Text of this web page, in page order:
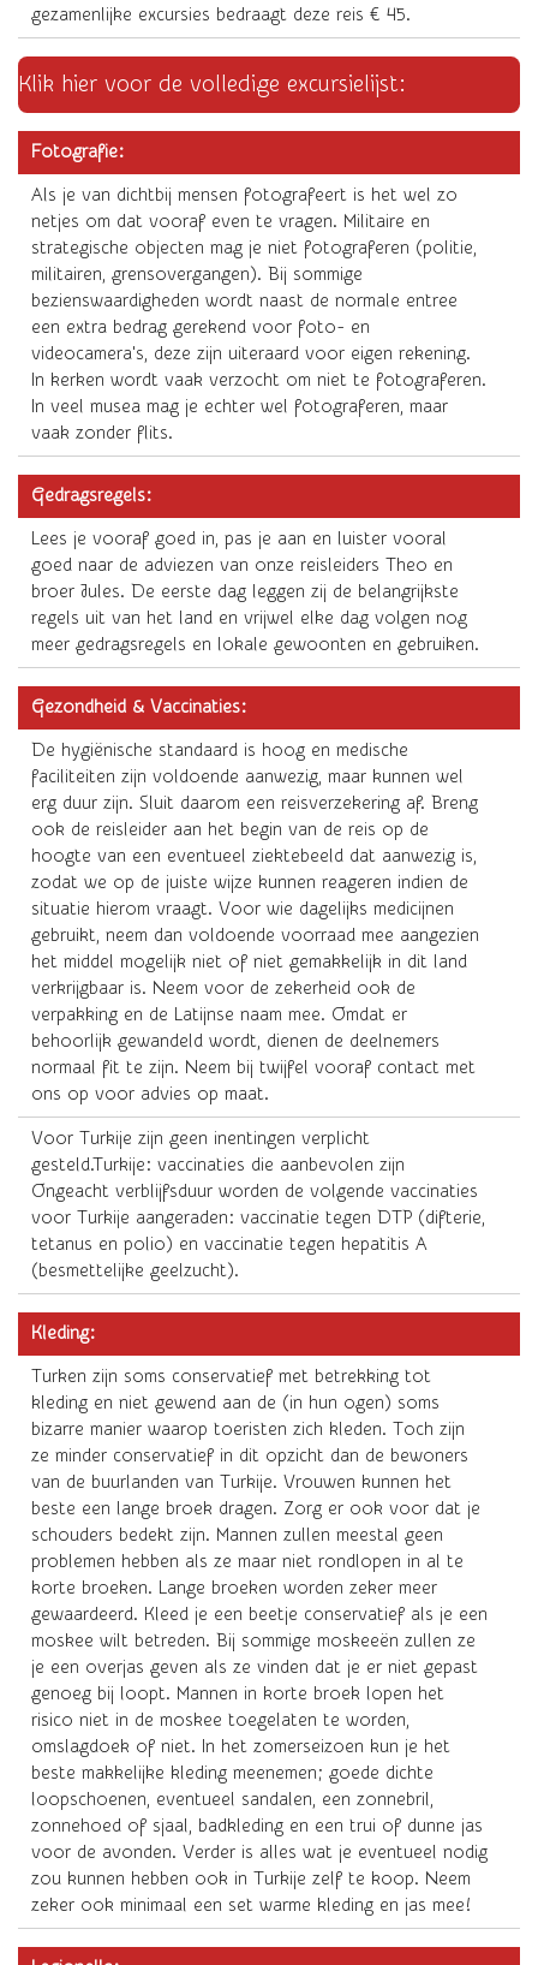
gezamenlijke excursies bedraagt deze reis € 45.
Klik hier voor de volledige excursielijst:
Fotografie:
Als je van dichtbij mensen fotografeert is het wel zo
netjes om dat vooraf even te vragen. Militaire en
strategische objecten mag je niet fotograferen (politie,
militairen, grensovergangen). Bij sommige
bezienswaardigheden wordt naast de normale entree
een extra bedrag gerekend voor foto- en
videocamera's, deze zijn uiteraard voor eigen rekening.
In kerken wordt vaak verzocht om niet te fotograferen.
In veel musea mag je echter wel fotograferen, maar
vaak zonder flits.
Gedragsregels:
Lees je vooraf goed in, pas je aan en luister vooral
goed naar de adviezen van onze reisleiders Theo en
broer Jules. De eerste dag leggen zij de belangrijkste
regels uit van het land en vrijwel elke dag volgen nog
meer gedragsregels en lokale gewoonten en gebruiken.
Gezondheid & Vaccinaties:
De hygiënische standaard is hoog en medische
faciliteiten zijn voldoende aanwezig, maar kunnen wel
erg duur zijn. Sluit daarom een reisverzekering af. Breng
ook de reisleider aan het begin van de reis op de
hoogte van een eventueel ziektebeeld dat aanwezig is,
zodat we op de juiste wijze kunnen reageren indien de
situatie hierom vraagt. Voor wie dagelijks medicijnen
gebruikt, neem dan voldoende voorraad mee aangezien
het middel mogelijk niet of niet gemakkelijk in dit land
verkrijgbaar is. Neem voor de zekerheid ook de
verpakking en de Latijnse naam mee. Omdat er
behoorlijk gewandeld wordt, dienen de deelnemers
normaal fit te zijn. Neem bij twijfel vooraf contact met
ons op voor advies op maat.
Voor Turkije zijn geen inentingen verplicht
gesteld.Turkije: vaccinaties die aanbevolen zijn
Ongeacht verblijfsduur worden de volgende vaccinaties
voor Turkije aangeraden: vaccinatie tegen DTP (difterie,
tetanus en polio) en vaccinatie tegen hepatitis A
(besmettelijke geelzucht).
Kleding:
Turken zijn soms conservatief met betrekking tot
kleding en niet gewend aan de (in hun ogen) soms
bizarre manier waarop toeristen zich kleden. Toch zijn
ze minder conservatief in dit opzicht dan de bewoners
van de buurlanden van Turkije. Vrouwen kunnen het
beste een lange broek dragen. Zorg er ook voor dat je
schouders bedekt zijn. Mannen zullen meestal geen
problemen hebben als ze maar niet rondlopen in al te
korte broeken. Lange broeken worden zeker meer
gewaardeerd. Kleed je een beetje conservatief als je een
moskee wilt betreden. Bij sommige moskeeën zullen ze
je een overjas geven als ze vinden dat je er niet gepast
genoeg bij loopt. Mannen in korte broek lopen het
risico niet in de moskee toegelaten te worden,
omslagdoek of niet. In het zomerseizoen kun je het
beste makkelijke kleding meenemen; goede dichte
loopschoenen, eventueel sandalen, een zonnebril,
zonnehoed of sjaal, badkleding en een trui of dunne jas
voor de avonden. Verder is alles wat je eventueel nodig
zou kunnen hebben ook in Turkije zelf te koop. Neem
zeker ook minimaal een set warme kleding en jas mee!